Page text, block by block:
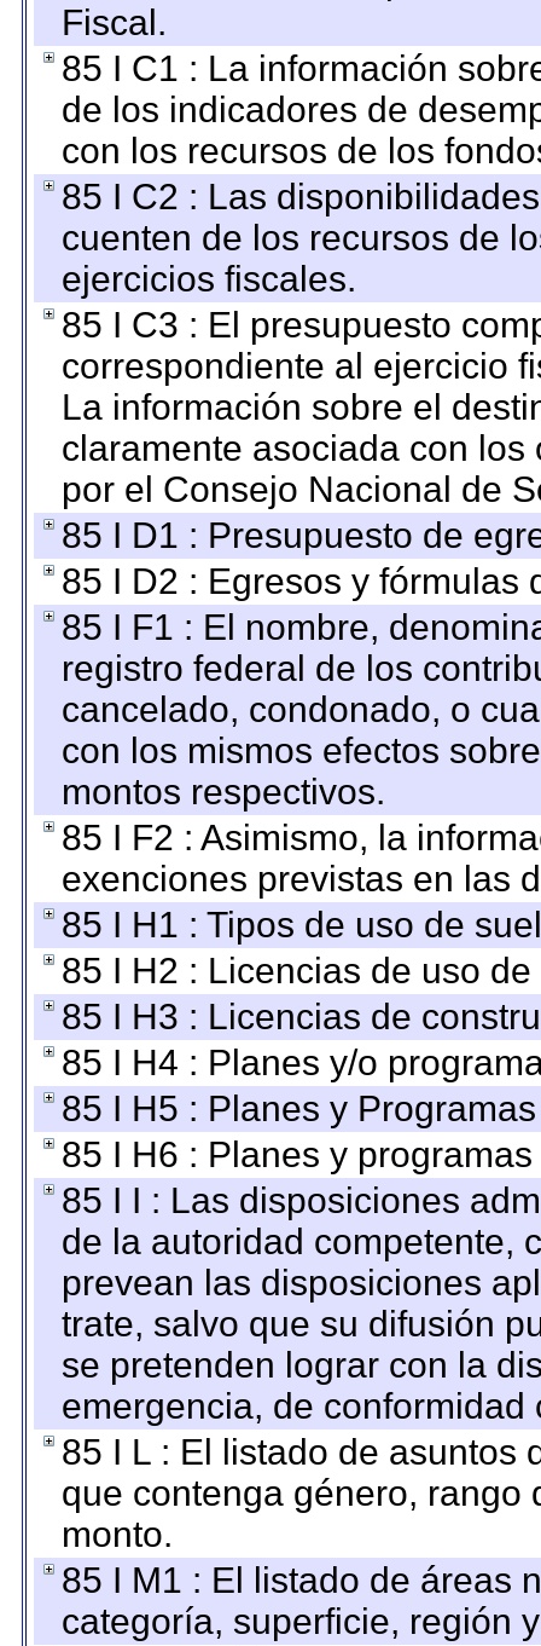
Fiscal.
85 I C1 : La información
de los indicadores de
con los recursos de los
85 I C2 : Las
cuenten de los recursos de
ejercicios fiscales.
85 I C3 : El presupuesto
correspondiente al ejercicio
La información sobre el
claramente asociada con
por el Consejo Nacional de
85 I D1 : Presupuesto de
85 I D2 : Egresos y fórmulas
85 I F1 : El nombre,
registro federal de los
cancelado, condonado, o
con los mismos efectos
montos respectivos.
85 I F2 : Asimismo, la
exenciones previstas en las
85 I H1 : Tipos de uso de
85 I H2 : Licencias de uso
85 I H3 : Licencias de
85 I H4 : Planes y/o
85 I H5 : Planes y
85 I H6 : Planes y
85 I I : Las disposiciones
de la autoridad competente,
prevean las disposiciones
trate, salvo que su difusión
se pretenden lograr con la
emergencia, de
85 I L : El listado de asuntos
que contenga género, rango
monto.
85 I M1 : El listado de áreas
categoría, superficie, región